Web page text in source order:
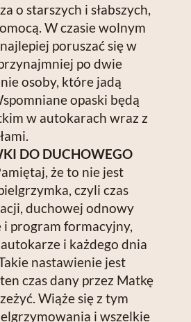
o starszych i słabszych,
W czasie wolnym
poruszać się w
po dwie
osoby, które jadą
opaski będą
w autokarach wraz z
DO DUCHOWEGO
że to nie jest
czyli czas
duchowej odnowy
program formacyjny,
i każdego dnia
nastawienie jest
czas dany przez Matkę
Wiąże się z tym
i wszelkie